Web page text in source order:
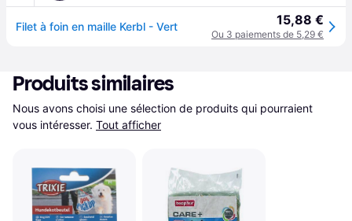
Filet à foin en maille Kerbl - Vert 15,88 €
Ou 3 paiements de 5,29 €
Produits similaires
Nous avons choisi une sélection de produits qui pourraient
vous intéresser. Tout afficher